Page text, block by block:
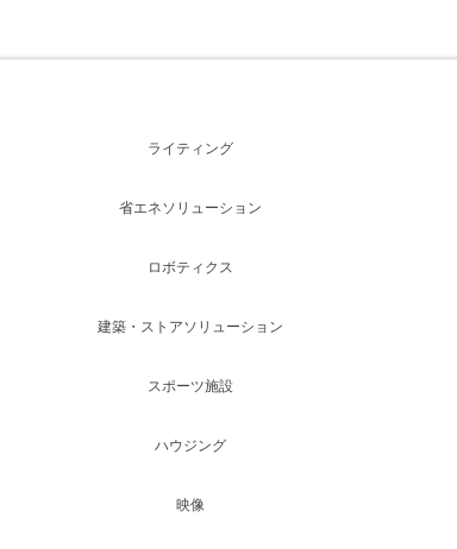
ライティング
省エネソリューション
ロボティクス
建築・ストアソリューション
スポーツ施設
ハウジング
映像